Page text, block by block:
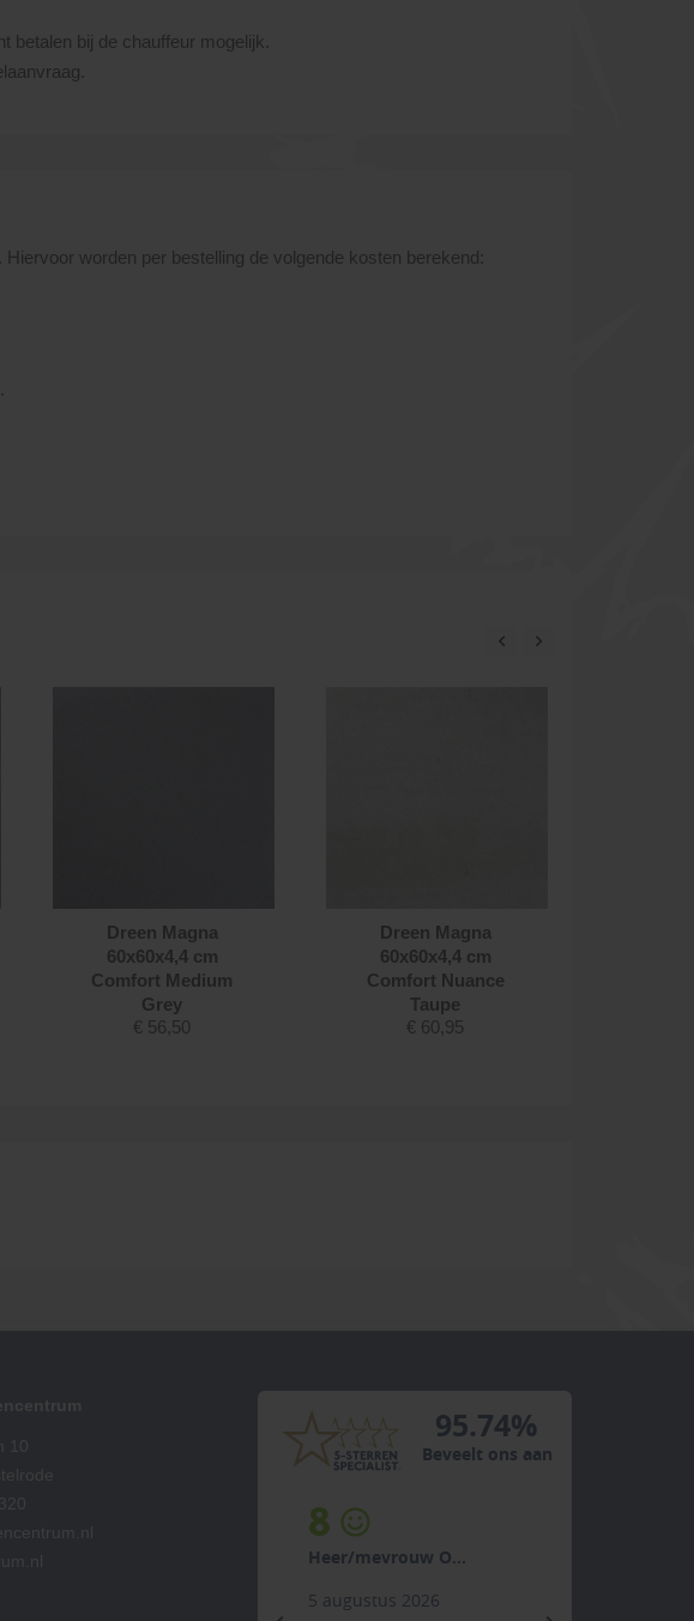
betalen bij de chauffeur mogelijk.
worden per bestelling de volgende kosten berekend:
Dreen Magna
60x60x4,4 cm
Comfort Medium
Grey
€ 56,50
Dreen Magna
60x60x4,4 cm
Comfort Nuance
Taupe
€ 60,95
95.74%
Beveelt ons aan
8
Heer/mevrouw O...
5 augustus 2026